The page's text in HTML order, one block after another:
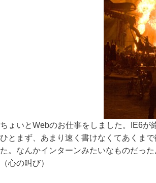
ちょいとWebのお仕事をしました。IE6が
ひとまず、あまり速く書けなくてあくま
た。なんかインターンみたいなものだっ
（心の叫び）